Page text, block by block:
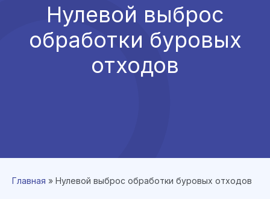
Нулевой выброс
обработки буровых
отходов
Главная » Нулевой выброс обработки буровых отходов